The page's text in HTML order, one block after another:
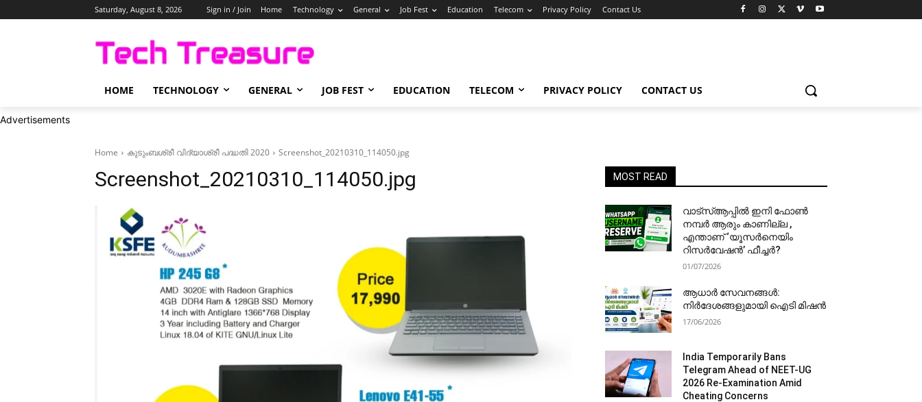
Saturday, August 8, 2026 Sign in / Join Home Technology General Job Fest Education Telecom Privacy Policy Contact Us
HOME TECHNOLOGY GENERAL JOB FEST EDUCATION TELECOM PRIVACY POLICY CONTACT US
Advertisements
Home കുടുംബശ്രീ വിദ്യാശ്രീ പദ്ധതി 2020 Screenshot_20210310_114050.jpg
Screenshot_20210310_114050.jpg MOST READ
വാട്‌സ്ആപ്പിൽ ഇനി ഫോൺ
നമ്പർ ആരും കാണില്ല ,
എന്താണ് ‘യൂസർനെയിം
റിസർവേഷൻ’ ഫീച്ചർ?
01/07/2026
ആധാർ സേവനങ്ങൾ:
നിർദേശങ്ങളുമായി ഐടി മിഷൻ
17/06/2026
India Temporarily Bans
Telegram Ahead of NEET-UG
2026 Re-Examination Amid
Cheating Concerns